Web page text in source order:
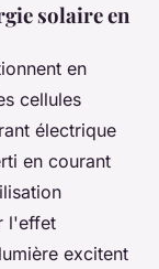
solaire en
en
cellules
électrique
en courant
l'effet
excitent